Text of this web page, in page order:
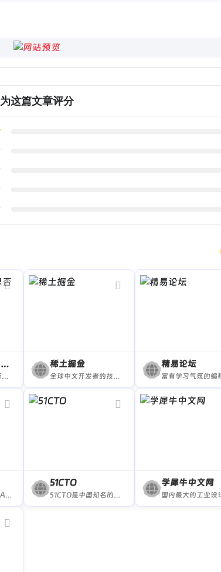
为这篇文章评分
SegmentFault 思否
SegmentFault 思否是中国专业的开发者技术社区。
稀土掘金
全球中文开发者的技术内容分享与交流平台
精易论坛
VELeap是一个在线AE设计师交流社区，设计师在这里可以免费获取原创的AE插件和脚本，学习AE教程，还能兼职赚钱。
51CTO
51CTO是中国知名的数字化人才学习平台和技术社区，以服务一亿数字化人才职业成长为己任，对中国数千万数字化人才拥有强大的影响力和服务能力。
学犀牛中文网